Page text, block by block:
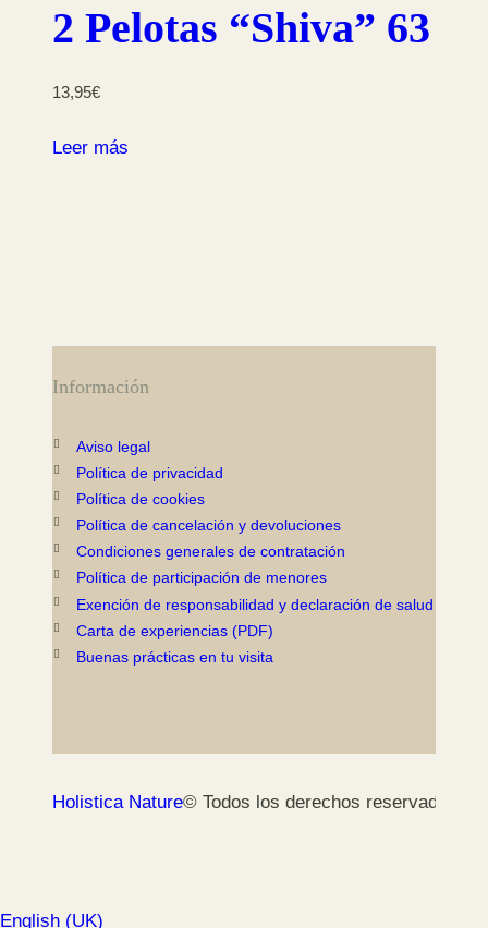
2 Pelotas “Shiva” 63
13,95€
Leer más
Información
Aviso legal
Política de privacidad
Política de cookies
Política de cancelación y devoluciones
Condiciones generales de contratación
Política de participación de menores
Exención de responsabilidad y declaración de salud
Carta de experiencias (PDF)
Buenas prácticas en tu visita
Holistica Nature© Todos los derechos reservados
English (UK)